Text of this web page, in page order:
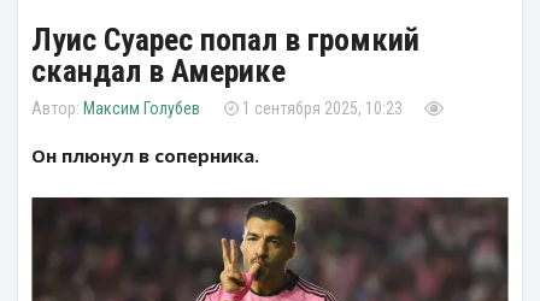
Луис Суарес попал в громкий
скандал в Америке
Максим Голубев 1 сентября 2025, 10:23
Он плюнул в соперника.